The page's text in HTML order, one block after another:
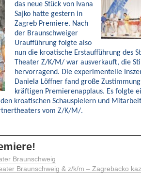
das neue Stück von Ivana
Sajko hatte gestern in
Zagreb Premiere. Nach
der Braunschweiger
Uraufführung folgte also
nun die kroatische Erstaufführung des
Theater Z/K/M/ war ausverkauft, die
hervorragend. Die experimentelle
Daniela Löffner fand große
kräftigen Premierenapplaus. Es folgte
kroatischen Schauspielern und
vom Z/K/M/.
Braunschweig
Braunschweig & z/k/m – Zagrebacko